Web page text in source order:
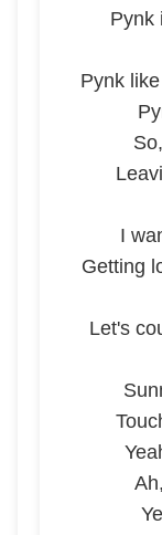
Pynk
Pynk
I
Getting
Let's